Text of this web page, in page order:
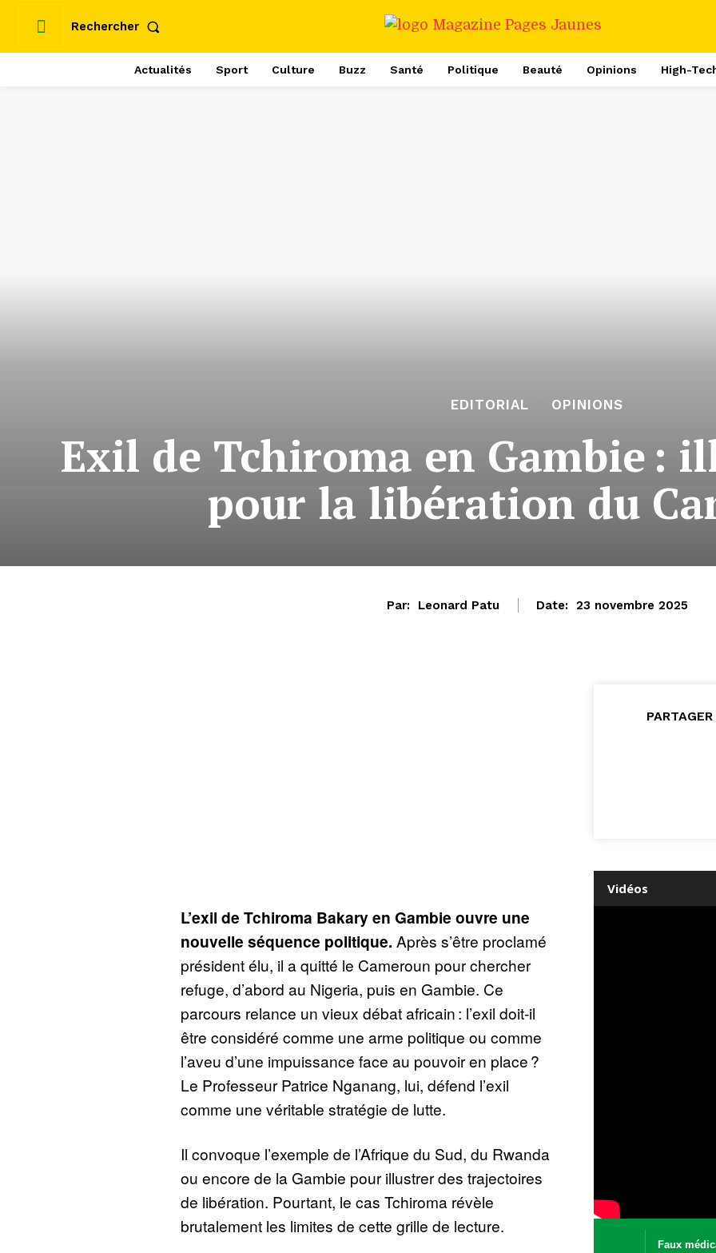
Rechercher
Actualités Sport Culture Buzz Santé Politique Beauté Opinions High-
EDITORIAL OPINIONS
Exil de Tchiroma en Gambie :
pour la libération du
Par: Leonard Patu Date: 23 novembre 2025
L’exil de Tchiroma Bakary en Gambie ouvre une
nouvelle séquence politique. Après s’être proclamé
président élu, il a quitté le Cameroun pour chercher
refuge, d’abord au Nigeria, puis en Gambie. Ce
parcours relance un vieux débat africain : l’exil doit‑il
être considéré comme une arme politique ou comme
l’aveu d’une impuissance face au pouvoir en place ?
Le Professeur Patrice Nganang, lui, défend l’exil
comme une véritable stratégie de lutte.
Il convoque l’exemple de l’Afrique du Sud, du Rwanda
ou encore de la Gambie pour illustrer des trajectoires
de libération. Pourtant, le cas Tchiroma révèle
brutalement les limites de cette grille de lecture.
PARTAGER
Vidéos
Faux